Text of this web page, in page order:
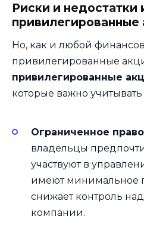
Риски и недостатки
привилегированные
Но, как и любой
привилегированные
привилегированные
которые важно
Ограниченное
владельцы
участвуют в
имеют минимальное
снижает контроль
компании.